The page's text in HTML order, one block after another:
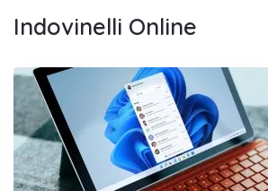
Indovinelli Online